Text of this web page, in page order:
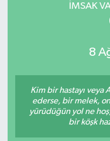
İMSAK
8
Kim bir hastayı
ederse, bir melek,
yürüdüğün yol ne
bir köşk
Süper Lig Puan
Tüm Manşetler
Son Dakika
Haber Arşivi